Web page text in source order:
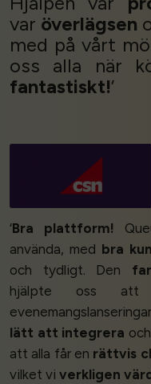
var överlägsen
med på vårt
oss alla när
fantastiskt!’
‘Bra plattform!
använda, med bra
och tydligt. Den
hjälpte oss att
lätt att integrera och
att alla får en rättvis
vilket vi verkligen